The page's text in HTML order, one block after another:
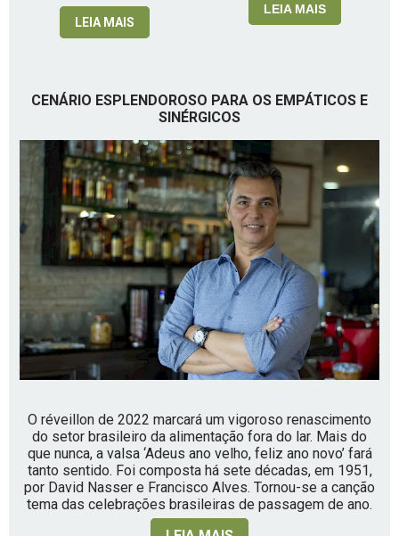
LEIA MAIS
LEIA MAIS
CENÁRIO ESPLENDOROSO PARA OS EMPÁTICOS E
SINÉRGICOS
O réveillon de 2022 marcará um vigoroso renascimento
do setor brasileiro da alimentação fora do lar. Mais do
que nunca, a valsa ‘Adeus ano velho, feliz ano novo’ fará
tanto sentido. Foi composta há sete décadas, em 1951,
por David Nasser e Francisco Alves. Tornou-se a canção
tema das celebrações brasileiras de passagem de ano.